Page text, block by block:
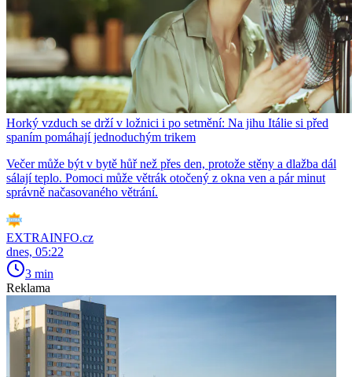
Horký vzduch se drží v ložnici i po setmění: Na jihu Itálie si před
spaním pomáhají jednoduchým trikem
Večer může být v bytě hůř než přes den, protože stěny a dlažba dál
sálají teplo. Pomoci může větrák otočený z okna ven a pár minut
správně načasovaného větrání.
EXTRAINFO.cz
dnes, 05:22
3 min
Reklama